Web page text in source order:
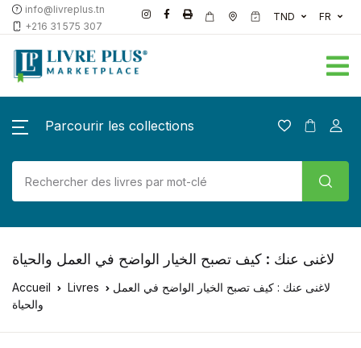
info@livreplus.tn
+216 31 575 307
TND FR
Parcourir les collections
لاغنى عنك : كيف تصبح الخيار الواضح في العمل والحياة
Accueil Livres
لاغنى عنك : كيف تصبح الخيار الواضح في العمل
والحياة